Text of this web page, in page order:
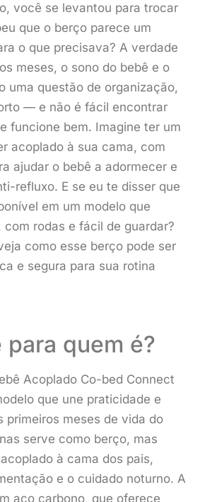
você se levantou para trocar
que o berço parece um
o que precisava? A verdade
meses, o sono do bebê e o
uma questão de organização,
— e não é fácil encontrar
funcione bem. Imagine ter um
acoplado à sua cama, com
ajudar o bebê a adormecer e
refluxo. E se eu te disser que
em um modelo que
rodas e fácil de guardar?
como esse berço pode ser
e segura para sua rotina
para quem é?
Acoplado Co-bed Connect
que une praticidade e
primeiros meses de vida do
serve como berço, mas
à cama dos pais,
e o cuidado noturno. A
aço carbono, que oferece